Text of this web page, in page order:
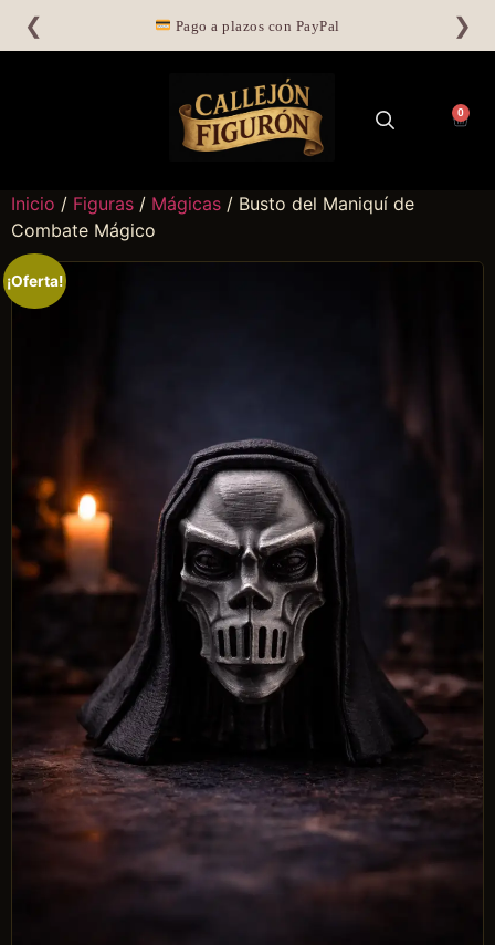
❮ Pago a plazos con PayPal ❯
0
Inicio / Figuras / Mágicas / Busto del Maniquí de
Combate Mágico
¡Oferta!